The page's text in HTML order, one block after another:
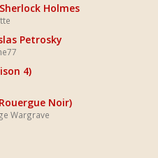
Holmes
Petrosky
4)
Noir)
Wargrave